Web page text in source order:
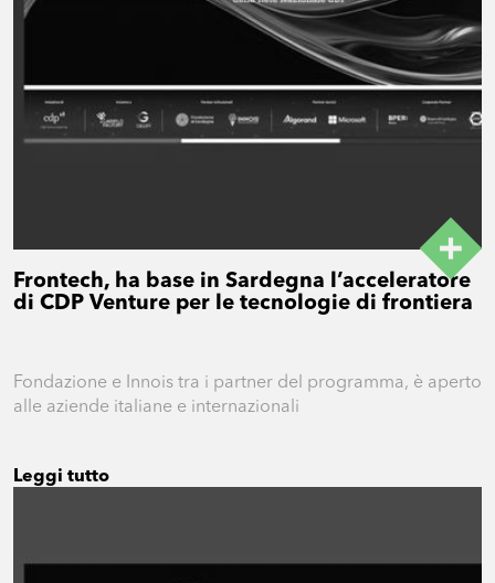
Frontech, ha base in Sardegna l’acceleratore
di CDP Venture per le tecnologie di frontiera
Fondazione e Innois tra i partner del programma, è aperto
alle aziende italiane e internazionali
Leggi tutto